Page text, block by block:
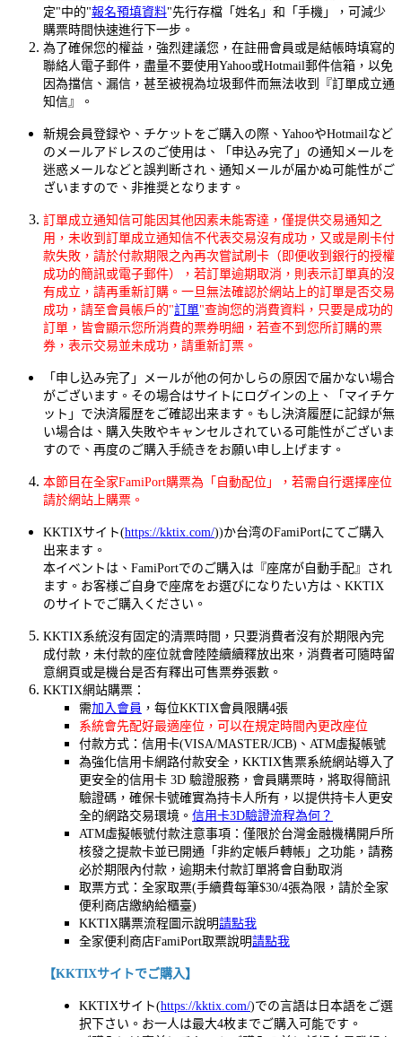
定"中的"報名預填資料"先行存檔「姓名」和「手機」，可減少
購票時間快速進行下一步。
為了確保您的權益，強烈建議您，在註冊會員或是結帳時填寫的
聯絡人電子郵件，盡量不要使用Yahoo或Hotmail郵件信箱，以免
因為擋信、漏信，甚至被視為垃圾郵件而無法收到『訂單成立通
知信』。
新規会員登録や、チケットをご購入の際、YahooやHotmailなど
のメールアドレスのご使用は、「申込み完了」の通知メールを
迷惑メールなどと誤判断され、通知メールが届かぬ可能性がご
ざいますので、非推奨となります。
訂單成立通知信可能因其他因素未能寄達，僅提供交易通知之
用，未收到訂單成立通知信不代表交易沒有成功，又或是刷卡付
款失敗，請於付款期限之內再次嘗試刷卡（即便收到銀行的授權
成功的簡訊或電子郵件），若訂單逾期取消，則表示訂單真的沒
有成立，請再重新訂購。一旦無法確認於網站上的訂單是否交易
成功，請至會員帳戶的"訂單"查詢您的消費資料，只要是成功的
訂單，皆會顯示您所消費的票券明細，若查不到您所訂購的票
券，表示交易並未成功，請重新訂票。
「申し込み完了」メールが他の何かしらの原因で届かない場合
がございます。その場合はサイトにログインの上、「マイチケ
ット」で決済履歴をご確認出来ます。もし決済履歴に記録が無
い場合は、購入失敗やキャンセルされている可能性がございま
すので、再度のご購入手続きをお願い申し上げます。
本節目在全家FamiPort購票為「自動配位」，若需自行選擇座位
請於網站上購票。
KKTIXサイト(https://kktix.com/))か台湾のFamiPortにてご購入
出来ます。
本イベントは、FamiPortでのご購入は『座席が自動手配』され
ます。お客様ご自身で座席をお選びになりたい方は、KKTIX
のサイトでご購入ください。
KKTIX系統沒有固定的清票時間，只要消費者沒有於期限內完
成付款，未付款的座位就會陸陸續續釋放出來，消費者可隨時留
意網頁或是機台是否有釋出可售票券張數。
KKTIX網站購票：
需加入會員 ，每位KKTIX會員限購4張
系統會先配好最適座位，可以在規定時間內更改座位
付款方式：信用卡(VISA/MASTER/JCB)、ATM虛擬帳號
為強化信用卡網路付款安全，KKTIX售票系統網站導入了
更安全的信用卡 3D 驗證服務，會員購票時，將取得簡訊
驗證碼，確保卡號確實為持卡人所有，以提供持卡人更安
全的網路交易環境。 信用卡3D驗證流程為何？
ATM虛擬帳號付款注意事項：僅限於台灣金融機構開戶所
核發之提款卡並已開通「非約定帳戶轉帳」之功能，請務
必於期限內付款，逾期未付款訂單將會自動取消
取票方式：全家取票(手續費每筆$30/4張為限，請於全家
便利商店繳納給櫃臺)
KKTIX購票流程圖示說明請點我
全家便利商店FamiPort取票說明請點我
【KKTIXサイトでご購入】
KKTIXサイト(https://kktix.com/)での言語は日本語をご選
択下さい。 お一人は最大4枚までご購入可能です。